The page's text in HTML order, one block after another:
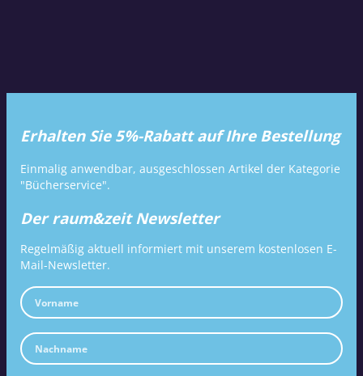
Erhalten Sie 5%-Rabatt auf Ihre Bestellung
Einmalig anwendbar, ausgeschlossen Artikel der Kategorie
"Bücherservice".
Der raum&zeit Newsletter
Regelmäßig aktuell informiert mit unserem kostenlosen E-
Mail-Newsletter.